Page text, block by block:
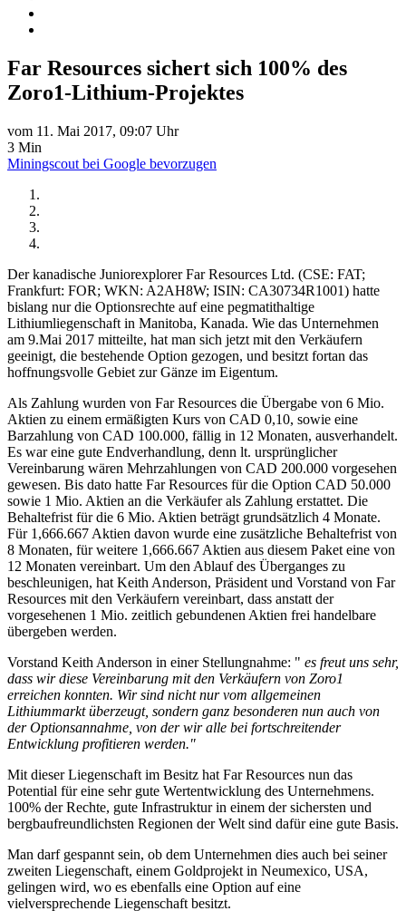
Far Resources sichert sich 100% des
Zoro1-Lithium-Projektes
vom 11. Mai 2017, 09:07 Uhr
3 Min
Miningscout bei Google bevorzugen
Der kanadische Juniorexplorer Far Resources Ltd. (CSE: FAT;
Frankfurt: FOR; WKN: A2AH8W; ISIN: CA30734R1001) hatte
bislang nur die Optionsrechte auf eine pegmatithaltige
Lithiumliegenschaft in Manitoba, Kanada. Wie das Unternehmen
am 9.Mai 2017 mitteilte, hat man sich jetzt mit den Verkäufern
geeinigt, die bestehende Option gezogen, und besitzt fortan das
hoffnungsvolle Gebiet zur Gänze im Eigentum.
Als Zahlung wurden von Far Resources die Übergabe von 6 Mio.
Aktien zu einem ermäßigten Kurs von CAD 0,10, sowie eine
Barzahlung von CAD 100.000, fällig in 12 Monaten, ausverhandelt.
Es war eine gute Endverhandlung, denn lt. ursprünglicher
Vereinbarung wären Mehrzahlungen von CAD 200.000 vorgesehen
gewesen. Bis dato hatte Far Resources für die Option CAD 50.000
sowie 1 Mio. Aktien an die Verkäufer als Zahlung erstattet. Die
Behaltefrist für die 6 Mio. Aktien beträgt grundsätzlich 4 Monate.
Für 1,666.667 Aktien davon wurde eine zusätzliche Behaltefrist von
8 Monaten, für weitere 1,666.667 Aktien aus diesem Paket eine von
12 Monaten vereinbart. Um den Ablauf des Überganges zu
beschleunigen, hat Keith Anderson, Präsident und Vorstand von Far
Resources mit den Verkäufern vereinbart, dass anstatt der
vorgesehenen 1 Mio. zeitlich gebundenen Aktien frei handelbare
übergeben werden.
Vorstand Keith Anderson in einer Stellungnahme: " es freut uns sehr,
dass wir diese Vereinbarung mit den Verkäufern von Zoro1
erreichen konnten. Wir sind nicht nur vom allgemeinen
Lithiummarkt überzeugt, sondern ganz besonderen nun auch von
der Optionsannahme, von der wir alle bei fortschreitender
Entwicklung profitieren werden."
Mit dieser Liegenschaft im Besitz hat Far Resources nun das
Potential für eine sehr gute Wertentwicklung des Unternehmens.
100% der Rechte, gute Infrastruktur in einem der sichersten und
bergbaufreundlichsten Regionen der Welt sind dafür eine gute Basis.
Man darf gespannt sein, ob dem Unternehmen dies auch bei seiner
zweiten Liegenschaft, einem Goldprojekt in Neumexico, USA,
gelingen wird, wo es ebenfalls eine Option auf eine
vielversprechende Liegenschaft besitzt.